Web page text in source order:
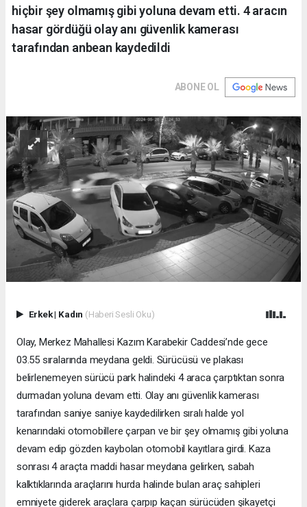
hiçbir şey olmamış gibi yoluna devam etti. 4 aracın
hasar gördüğü olay anı güvenlik kamerası
tarafından anbean kaydedildi
ABONE OL
Erkek| Kadın (Haberi Sesli Oku)
Olay, Merkez Mahallesi Kazım Karabekir Caddesi’nde gece
03.55 sıralarında meydana geldi. Sürücüsü ve plakası
belirlenemeyen sürücü park halindeki 4 araca çarptıktan sonra
durmadan yoluna devam etti. Olay anı güvenlik kamerası
tarafından saniye saniye kaydedilirken sıralı halde yol
kenarındaki otomobillere çarpan ve bir şey olmamış gibi yoluna
devam edip gözden kaybolan otomobil kayıtlara girdi. Kaza
sonrası 4 araçta maddi hasar meydana gelirken, sabah
kalktıklarında araçlarını hurda halinde bulan araç sahipleri
emniyete giderek araçlara çarpıp kaçan sürücüden şikayetçi